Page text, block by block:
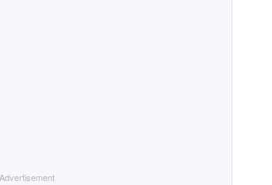
Advertisement